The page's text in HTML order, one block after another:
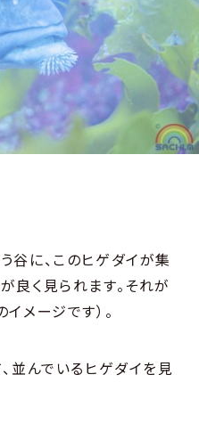
谷に、このヒゲダイが集
良く見られます。それが
メージです）。
並んでいるヒゲダイを見